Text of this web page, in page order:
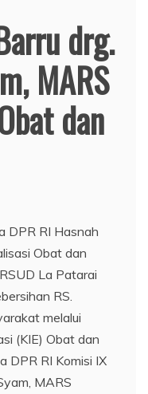
drg.
MARS
dan
DPR RI Hasnah
Obat dan
La Patarai
RS.
melalui
(KIE) Obat dan
DPR RI Komisi IX
MARS